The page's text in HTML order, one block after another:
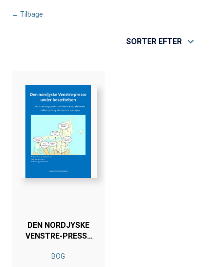
← Tilbage
SORTER EFTER
DEN NORDJYSKE
VENSTRE-PRESSE
BESÆTTELSEN --
BOG